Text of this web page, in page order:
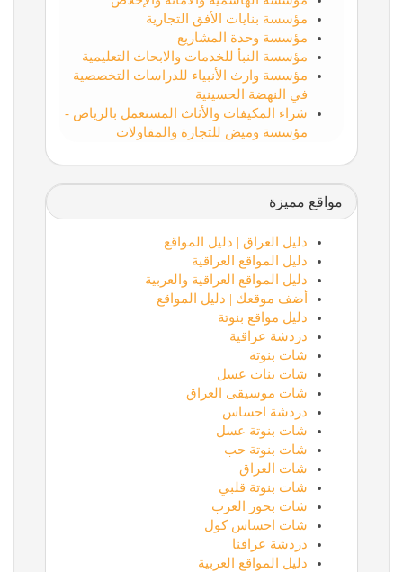
مؤسسة بنايات الأفق التجارية
مؤسسة وحدة المشاريع
مؤسسة النبأ للخدمات والابحاث التعليمية
مؤسسة وارث الأنبياء للدراسات التخصصية
في النهضة الحسينية
شراء المكيفات والأثاث المستعمل بالرياض -
مؤسسة وميض للتجارة والمقاولات
مواقع مميزة
دليل العراق | دليل المواقع
دليل المواقع العراقية
دليل المواقع العراقية والعربية
أضف موقعك | دليل المواقع
دليل مواقع بنوتة
دردشة عراقية
شات بنوتة
شات بنات عسل
شات موسيقى العراق
دردشة احساس
شات بنوتة عسل
شات بنوتة حب
شات العراق
شات بنوتة قلبي
شات بحور العرب
شات احساس كول
دردشة عراقنا
دليل المواقع العربية